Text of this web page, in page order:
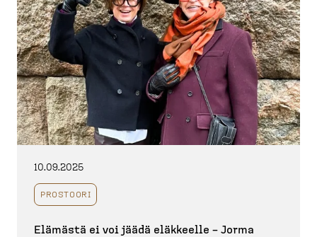
10.09.2025
PROSTOORI
Elämästä ei voi jäädä eläkkeelle – Jorma